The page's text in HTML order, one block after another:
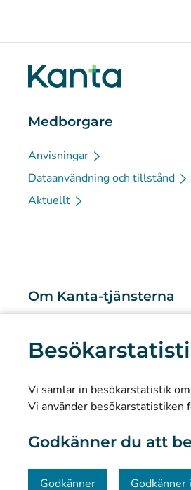
Vi samlar in besökarstatistik
Vi använder besökarstatistiken
Godkänner du att
Godkänner Godkänner
Medborgare
Anvisningar
Dataanvändning och tillstånd
Aktuellt
Om Kanta-tjänsterna
Forskning och
Dataskydd och tillgänglighet
Kommunikation och sociala